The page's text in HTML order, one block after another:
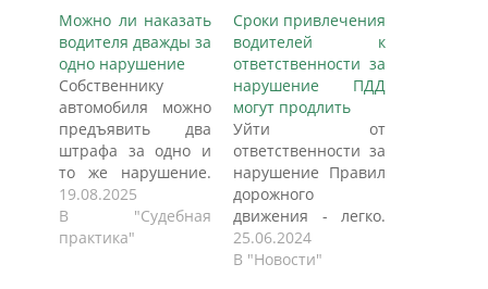
Можно ли наказать
водителя дважды за
одно нарушение
Собственнику
автомобиля можно
предъявить два
штрафа за одно и
то же нарушение.
Если, конечно, он
нарушил Правила
дорожного
19.08.2025
В "Судебная
практика"
Сроки привлечения
водителей к
ответственности за
нарушение ПДД
могут продлить
Уйти от
ответственности за
нарушение Правил
дорожного
движения - легко.
Достаточно
обжаловать
25.06.2024
В "Новости"